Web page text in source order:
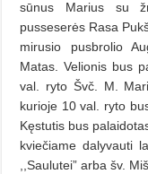
sūnus Marius su
pusseserės Rasa
mirusio pusbrolio
Matas. Velionis bus
val. ryto Švč. M.
kurioje 10 val. ryto
Kęstutis bus
kviečiame dalyvauti
,,Saulutei” arba šv.